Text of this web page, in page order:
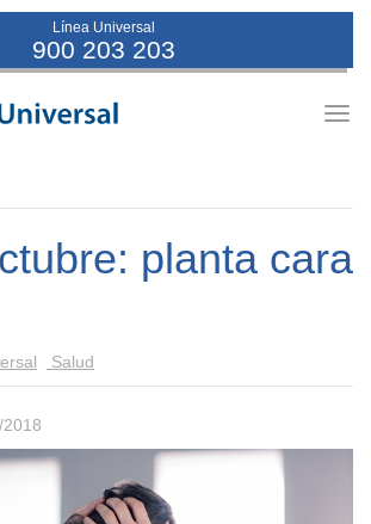
Línea Universal
900 203 203
planta cara
Salud